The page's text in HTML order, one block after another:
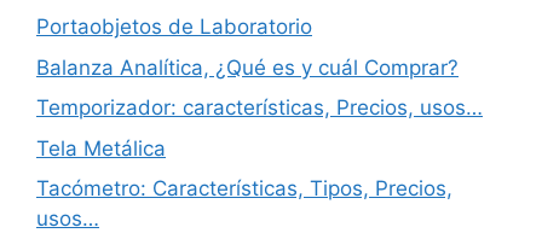
Portaobjetos de Laboratorio
Balanza Analítica, ¿Qué es y cuál Comprar?
Temporizador: características, Precios, usos…
Tela Metálica
Tacómetro: Características, Tipos, Precios,
usos…